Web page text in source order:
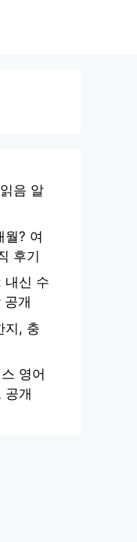
음 알
월? 여
후기
내신 수
공개
지, 충
영어
공개